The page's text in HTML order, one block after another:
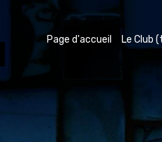
Page d'accueil Le Club